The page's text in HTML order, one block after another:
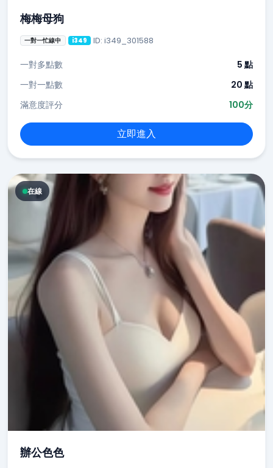
梅梅母狗
一對一忙線中 i349 ID: i349_301588
一對多點數
5 點
一對一點數
20 點
滿意度評分
100分
立即進入
在線
辦公色色